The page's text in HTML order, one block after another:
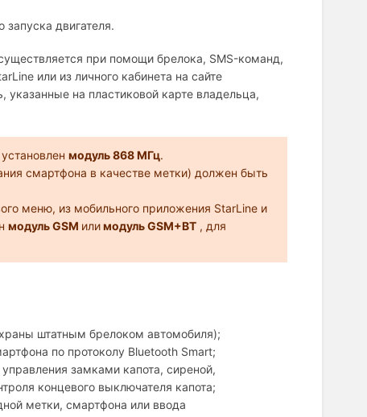
двигателя.
при помощи брелока, SMS-команд,
или из личного кабинета на сайте
указанные на пластиковой карте владельца,
модуль 868 МГц.
смартфона в качестве метки) должен быть
меню, из мобильного приложения StarLine и
модуль GSM илимодуль GSM+BT , для
штатным брелоком автомобиля);
по протоколу Bluetooth Smart;
замками капота, сиреной,
концевого выключателя капота;
метки, смартфона или ввода